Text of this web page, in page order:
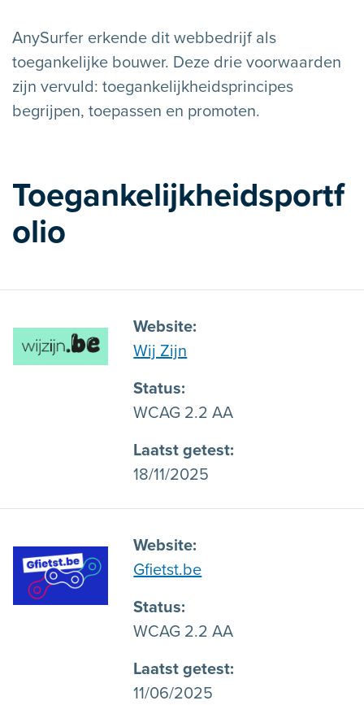
AnySurfer erkende dit webbedrijf als
toegankelijke bouwer. Deze drie voorwaarden
zijn vervuld: toegankelijkheidsprincipes
begrijpen, toepassen en promoten.
Toegankelijkheidsportf
olio
Website
Wij Zijn
Status
WCAG 2.2 AA
Laatst getest
18/11/2025
Website
Gfietst.be
Status
WCAG 2.2 AA
Laatst getest
11/06/2025